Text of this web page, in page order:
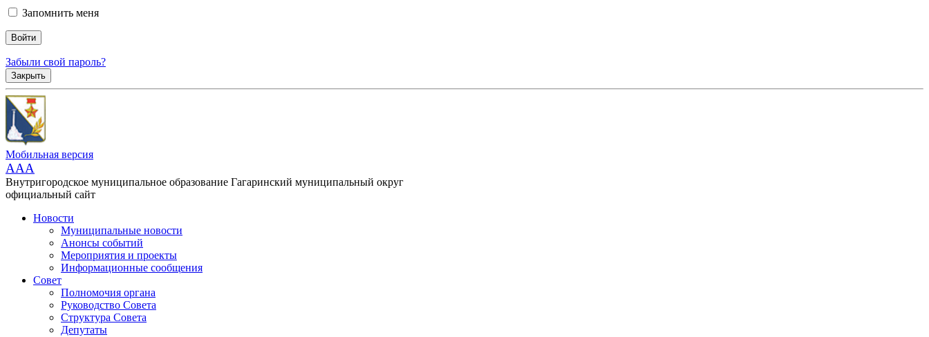
Запомнить меня
Забыли свой пароль?
Закрыть
Мобильная версия
AAA
Внутригородское муниципальное образование Гагаринский муниципальный округ
официальный сайт
Новости
Муниципальные новости
Анонсы событий
Мероприятия и проекты
Информационные сообщения
Совет
Полномочия органа
Руководство Совета
Структура Совета
Депутаты